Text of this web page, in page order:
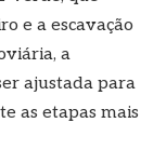
e a escavação
a
ajustada para
as etapas mais